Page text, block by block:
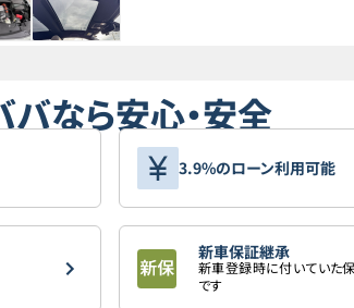
バなら安心・安全
3.9%のローン利用可能
新車保証継承
新車登録時に付いていた
です